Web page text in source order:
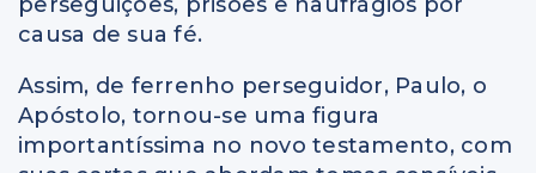
causa de sua fé.
Assim, de ferrenho perseguidor, Paulo, o
Apóstolo, tornou-se uma figura
importantíssima no novo testamento, com